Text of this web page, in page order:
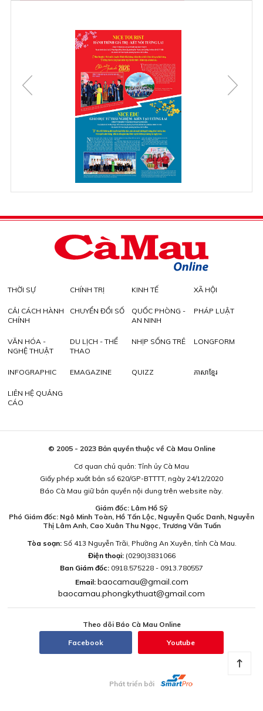
THỜI SỰ CHÍNH TRỊ KINH TẾ XÃ HỘI
CẢI CÁCH HÀNH
CHÍNH
CHUYỂN ĐỔI SỐ
QUỐC PHÒNG -
AN NINH
PHÁP LUẬT
VĂN HÓA -
NGHỆ THUẬT
DU LỊCH - THỂ
THAO
NHỊP SỐNG TRẺ LONGFORM
INFOGRAPHIC EMAGAZINE QUIZZ ភាសាខ្មែរ
LIÊN HỆ QUẢNG
CÁO
© 2005 - 2023 Bản quyền thuộc về Cà Mau Online
Cơ quan chủ quản: Tỉnh ủy Cà Mau
Giấy phép xuất bản số 620/GP-BTTTT, ngày 24/12/2020
Báo Cà Mau giữ bản quyền nội dung trên website này.
Giám đốc: Lâm Hồ Sỹ
Phó Giám đốc: Ngô Minh Toàn, Hồ Tấn Lộc, Nguyễn Quốc Danh, Nguyễn
Thị Lâm Anh, Cao Xuân Thu Ngọc, Trương Văn Tuấn
Tòa soạn:Số 413 Nguyễn Trãi, Phường An Xuyên, tỉnh Cà Mau.
Điện thoại: (0290)3831066
Ban Giám đốc: 0918.575228 - 0913.780557
Email: baocamau@gmail.com
baocamau.phongkythuat@gmail.com
Theo dõi Báo Cà Mau Online
Facebook Youtube
Phát triển bởi